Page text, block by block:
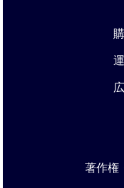
著作権